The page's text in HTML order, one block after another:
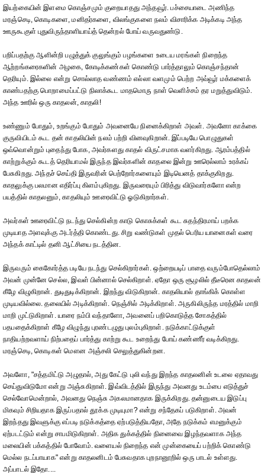
இயற்கையின் இளமை கொஞ்சமும் குறையாதது அந்தவூர். பச்சையாடை அணிந்த
மரஞ்செடி, கொடிகளை, மனிதர்களை, விலங்குகளை நலம் விசாரிக்க அடிக்கடி அந்த
ஊருகூகுள் புதுவிருந்தாளியாய்த் தென்றல் போய் வருவதுண்டு.
பறிப்பதற்கு ஆளின்றி பழுத்துக் குலுங்கும் பழங்களை உடைய மரங்கள் நிறைந்த
ஆற்றங்கரைகளின் அழகை, கோடிக்கண்கள் கொண்டு பார்த்தாலும் கொஞ்சந்தான்
தெரியும். இல்லை என்று சொல்லாத வண்ணம் எல்லா வளமும் பெற்ற அவ்வூர் மக்களைக்
காண்பதற்கு பொறாமைப்பட்டு நிலாக்கூட மாதமொரு நாள் வெளிச்சம் தர மறுத்துவிடும்.
அந்த ஊரில் ஒரு காதலன், காதலி!
உண்ணும் போதும், உறங்கும் போதும் அவனையே நினைக்கிறாள் அவள். அவனோ காக்கை
குருவியிடம் கூட தன் காதலியின் நலம் பற்றி வினவுகிறான். இப்படியே பொழுதுகள்
ஒவ்வொன்றும் புதைந்து போக, அவர்களது காதல் விருட்சமாக வளர்கிறது. ஆரம்பத்தில்
காற்றுக்கும் கூடத் தெரியாமல் இருந்த இவர்களின் காதலை இன்று ஊரெல்லாம் உரக்கப்
பேசுகிறது. அந்தச் செய்தி இருவரின் பெற்றோர்களையும் இடியெனத் தாக்குகிறது.
காதலுக்கு பலமான எதிர்ப்பு கிளம்புகிறது. இருவரையும் பிரித்து விடுவார்களோ என்ற
பயத்தில் காதலனும், காதலியும் ஊரைவிட்டு ஓடுகிறார்கள்.
அவர்கள் ஊரைவிட்டு நடந்து செல்கின்ற காடு கொசுக்கள் கூட சுதந்திரமாய் பறக்க
முடியாத அளவுக்கு அடர்த்தி கொண்டது. சிறு வண்டுகள் முதல் பெரிய யானைகள் வரை
அந்தக் காட்டில் தனி ஆட்சியை நடத்தின.
இருவரும் கைகோர்த்த படியே நடந்து செல்கிறார்கள். ஒற்றையடிப் பாதை வரும்போதெல்லாம்
அவன் முன்னே செல்ல, இவள் பின்னால் செல்கிறாள். ஏதோ ஒரு சூழலில் தீடீரென காதலன்
கீழே விழுகிறான். துடிதுடிக்கிறான். இறந்து விடுகிறான். காதலியால் தாங்கிக் கொள்ள
முடியவில்லை. தலையில் அடிக்கிறாள். நெஞ்சில் அடிக்கிறாள். அருகிலிருந்த மரத்தில் மாறி
மாறி முட்டுகிறாள். யாரை நம்பி வந்தாளோ, அவனைப் பறிகொடுத்த சோகத்தில்
பதபதைக்கிறாள் கீழே விழுந்து புரண்டழுது புலம்புகிறாள். நடுக்காட்டுக்குள்
நாதியற்றவளாய் நிற்பதைப் பார்த்து காற்று கூட உறைந்து போய் கண்ணீர் வடிக்கிறது.
மரஞ்செடி, கொடிகள் மௌன அஞ்சலி செலுத்துகின்றன.
அவளோ, "சத்தமிட்டு அழுதால், அது கேட்டு புலி வந்து இறந்த காதலனின் உடலை ஏதாவது
செய்துவிடுமோ என்று அஞ்சுகிறாள். இவ்விடத்தில் இருந்து அவனது உடம்பை எடுத்துச்
செல்வோமென்றால், அவனது நெஞ்சு அகலமானதாக இருக்கிறது. தன்னுடைய இடுப்பு
மிகவும் சிறியதாக இருப்பதால் தூக்க முடியுமா? என்று சந்தேகப் படுகிறாள். அவன்
இறந்தது இவளுக்கு எப்படி நடுக்கத்தை ஏற்படுத்தியதோ, அதே நடுக்கம் எமனுக்கும்
ஏற்படட்டும் என்று சாபமிடுகிறாள். அதிக துக்கத்தில் நினைவை இழந்தவளாக அந்த
மலையின் பக்கத்தில் போவோம். வளையல் நிறைந்த என் முன்கையைப் பற்றிக் கொண்டு
மெல்ல நடப்பாயாக" என்று காதலனிடம் பேசுவதாக புறநானூறில் ஒரு பாடல் உள்ளது.
அப்பாடல் இதோ....